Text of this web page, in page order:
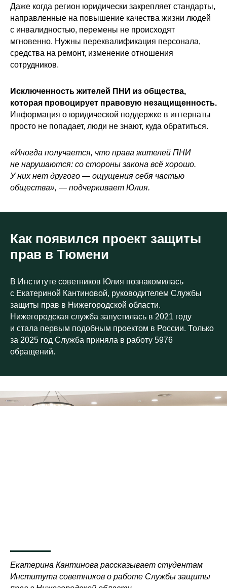
Даже когда регион юридически закрепляет стандарты,
направленные на повышение качества жизни людей
с инвалидностью, перемены не происходят
мгновенно. Нужны переквалификация персонала,
средства на ремонт, изменение отношения
сотрудников.
Исключенность жителей ПНИ из общества,
которая провоцирует правовую незащищенность.
Информация о юридической поддержке в интернаты
просто не попадает, люди не знают, куда обратиться.
«Иногда получается, что права жителей ПНИ
не нарушаются: со стороны закона всё хорошо.
У них нет другого — ощущения себя частью
общества», — подчеркивает Юлия.
Как появился проект защиты
прав в Тюмени
В Институте советников Юлия познакомилась
с Екатериной Кантиновой, руководителем Службы
защиты прав в Нижегородской области.
Нижегородская служба запустилась в 2021 году
и стала первым подобным проектом в России. Только
за 2025 год Служба приняла в работу 5976
обращений.
Екатерина Кантинова рассказывает студентам
Института советников о работе Службы защиты